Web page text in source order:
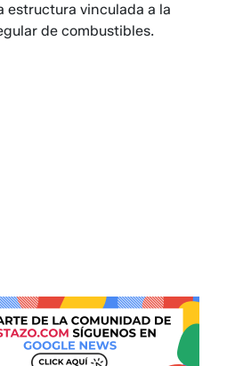
estructura vinculada a la
de combustibles.